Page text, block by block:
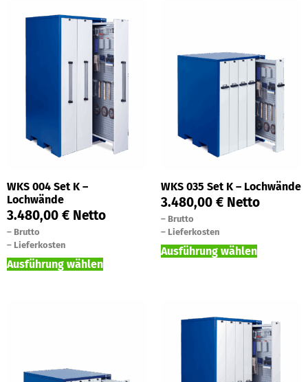
WKS 004 Set K –
Lochwände
3.480,00 € Netto
– Brutto
– Lieferkosten
Ausführung wählen
WKS 035 Set K – Lochwände
3.480,00 € Netto
– Brutto
– Lieferkosten
Ausführung wählen